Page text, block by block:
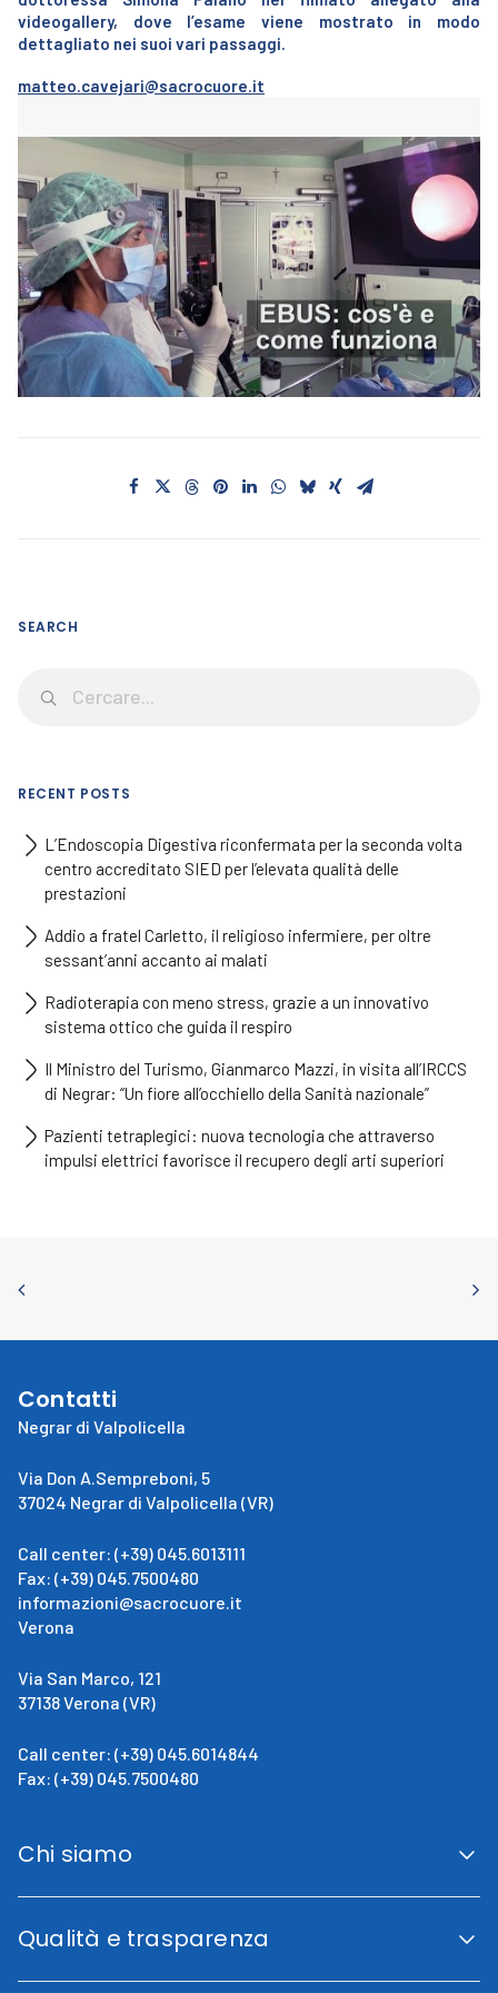
videogallery, dove l’esame viene mostrato in modo
dettagliato nei suoi vari passaggi.
matteo.cavejari@sacrocuore.it
SEARCH
RECENT POSTS
L’Endoscopia Digestiva riconfermata per la seconda volta
centro accreditato SIED per l’elevata qualità delle
prestazioni
Addio a fratel Carletto, il religioso infermiere, per oltre
sessant’anni accanto ai malati
Radioterapia con meno stress, grazie a un innovativo
sistema ottico che guida il respiro
Il Ministro del Turismo, Gianmarco Mazzi, in visita all’IRCCS
di Negrar: “Un fiore all’occhiello della Sanità nazionale”
Pazienti tetraplegici: nuova tecnologia che attraverso
impulsi elettrici favorisce il recupero degli arti superiori
Contatti
Negrar di Valpolicella
Via Don A.Sempreboni, 5
37024 Negrar di Valpolicella (VR)
Call center: (+39) 045.6013111
Fax: (+39) 045.7500480
informazioni@sacrocuore.it
Verona
Via San Marco, 121
37138 Verona (VR)
Call center: (+39) 045.6014844
Fax: (+39) 045.7500480
Chi siamo
San Giovanni Calabria
La direzione
Qualità e trasparenza